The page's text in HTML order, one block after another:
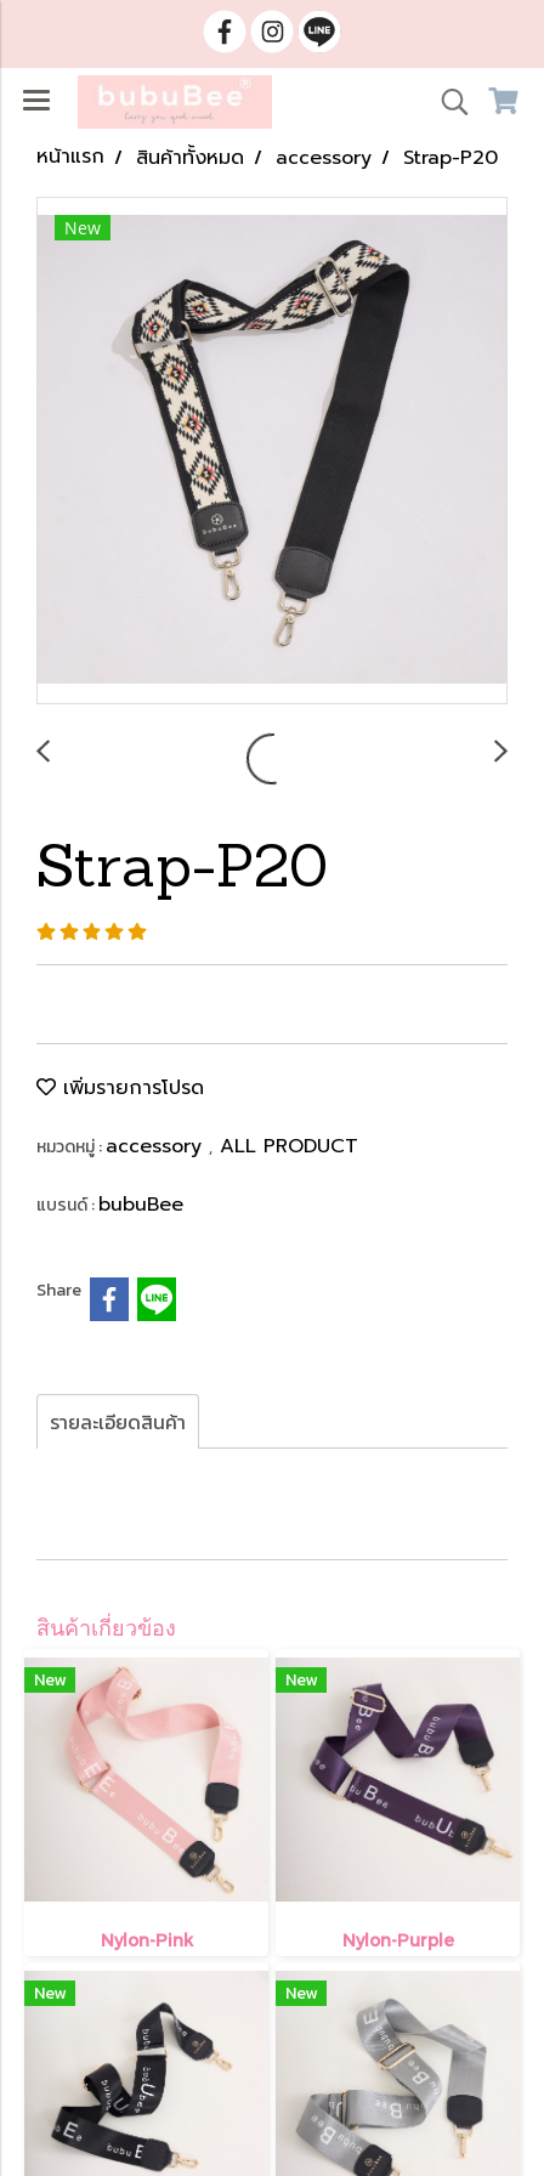
หน้าแรก สินค้าทั้งหมด accessory Strap-P20
New
Strap-P20
เพิ่มรายการโปรด
หมวดหมู่ :accessory , ALL PRODUCT
แบรนด์ :bubuBee
Share
รายละเอียดสินค้า
สินค้าเกี่ยวข้อง
New
Nylon-Pink
New
Nylon-Purple
New New